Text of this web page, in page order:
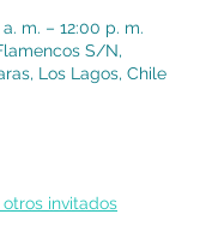
m. – 12:00 p. m.
S/N,
Los Lagos, Chile
otros invitados